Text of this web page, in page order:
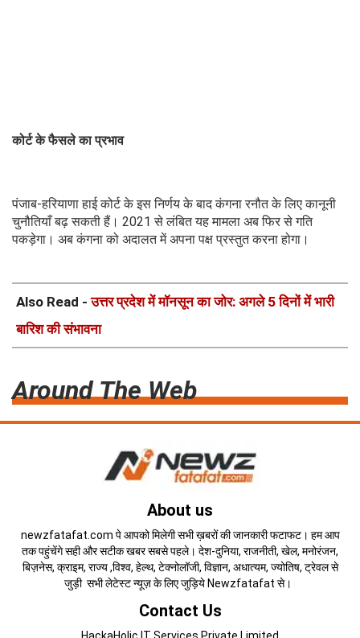
कोर्ट के फैसले का प्रभाव
पंजाब-हरियाणा हाई कोर्ट के इस निर्णय के बाद कंगना रनौत के लिए कानूनी
चुनौतियाँ बढ़ सकती हैं। 2021 से लंबित यह मामला अब फिर से गति
पकड़ेगा। अब कंगना को अदालत में अपना पक्ष प्रस्तुत करना होगा।
Also Read -उत्तर प्रदेश में मॉनसून का जोर: अगले 5 दिनों में भारी
बारिश की संभावना
Around The Web
About us
newzfatafat.com पे आपको मिलेगी सभी ख़बरों की जानकारी फटाफट। हम आप
तक पहुंचेंगे सही और सटीक खबर सबसे पहले। देश-दुनिया, राजनीती, खेल, मनोरंजन,
बिज़नेस, क्राइम, राज्य ,विश्व, हेल्थ, टेक्नोलॉजी, विज्ञान, अधात्यम, ज्योतिष, ट्रेवल से
जुड़ी सभी लेटेस्ट न्यूज़ के लिए जुड़िये Newzfatafat से।
Contact Us